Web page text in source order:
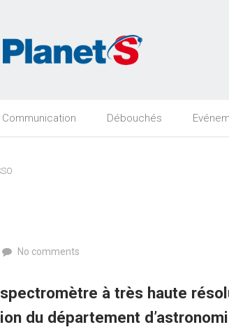
Débouchés
No comments
spectromètre à très haute
du département